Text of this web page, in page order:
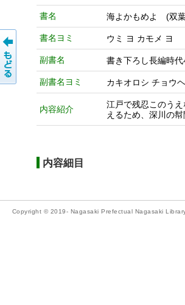
書名 海よかもめよ (双
書名ヨミ ウミ ヨ カモメ ヨ
副書名 書き下ろし長編時代
副書名ヨミ カキオロシ チョウ
内容紹介
江戸で残忍このう
えるため、深川の
内容細目
Copyright © 2019- Nagasaki Prefectual Nagasaki